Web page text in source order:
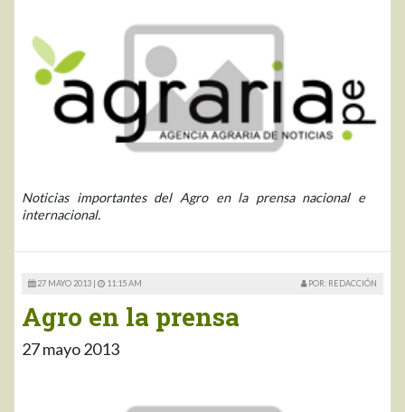
Noticias importantes del Agro en la prensa nacional e
internacional.
27 MAYO 2013 | 11:15 AM POR: REDACCIÓN
Agro en la prensa
27 mayo 2013